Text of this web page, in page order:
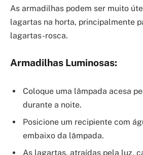
As armadilhas podem ser muito
lagartas na horta, principalmente
lagartas-rosca.
Armadilhas Luminosas:
Coloque uma lâmpada acesa
durante a noite.
Posicione um recipiente com
embaixo da lâmpada.
As lagartas, atraídas pela luz,